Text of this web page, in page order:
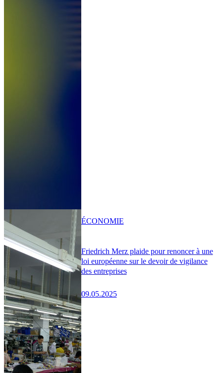
Friedrich Merz plaide pour renoncer à une
loi européenne sur le devoir de vigilance
des entreprises
09.05.2025
ÉCONOMIE